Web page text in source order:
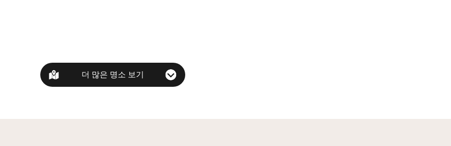
더 많은 명소 보기